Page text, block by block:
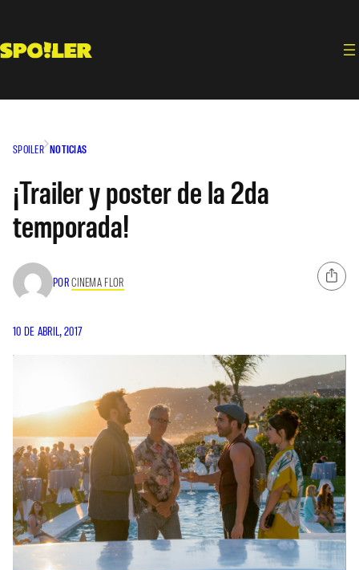
contenido
SPOILER NOTICIAS
¡Trailer y poster de la 2da
temporada!
PORCINEMA FLOR
10 DE ABRIL, 2017